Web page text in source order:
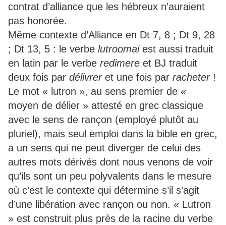
contrat d’alliance que les hébreux n’auraient
pas honorée.
Même contexte d’Alliance en Dt 7, 8 ; Dt 9, 28
; Dt 13, 5 : le verbe lutroomaiest aussi traduit
en latin par le verbe redimere et BJ traduit
deux fois par délivreret une fois par racheter!
Le mot « lutron », au sens premier de «
moyen de délier » attesté en grec classique
avec le sens de rançon (employé plutôt au
pluriel), mais seul emploi dans la bible en grec,
a un sens qui ne peut diverger de celui des
autres mots dérivés dont nous venons de voir
qu’ils sont un peu polyvalents dans le mesure
où c’est le contexte qui détermine s’il s’agit
d’une libération avec rançon ou non. « Lutron
» est construit plus près de la racine du verbe